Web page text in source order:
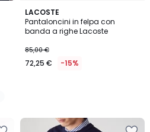
LACOSTE
Pantaloncini in felpa con
banda a righe Lacoste
85,00 €
72,25 € -15%